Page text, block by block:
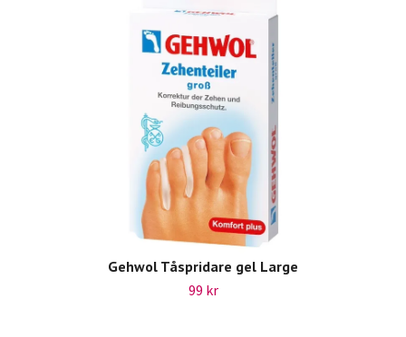
Gehwol Tåspridare gel Large
99 kr